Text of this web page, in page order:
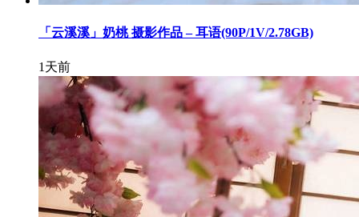
「云溪溪」奶桃 摄影作品 – 耳语(90P/1V/2.78GB)
1天前